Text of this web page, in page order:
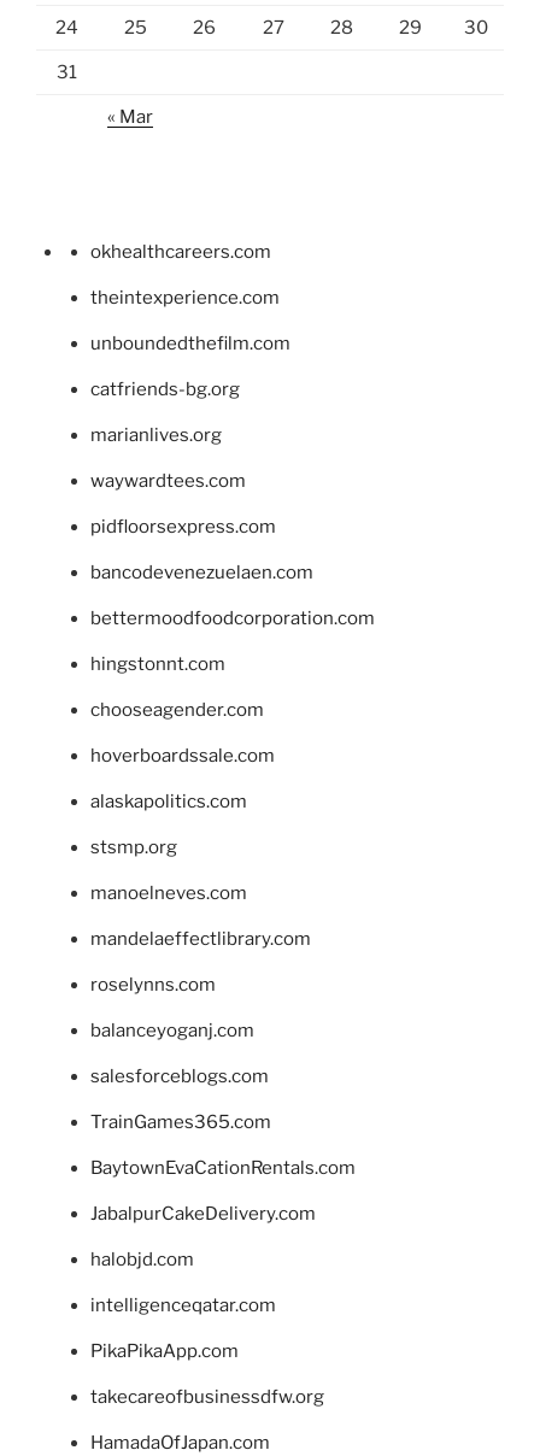
24 25 26 27 28 29 30
31
« Mar
okhealthcareers.com
theintexperience.com
unboundedthefilm.com
catfriends-bg.org
marianlives.org
waywardtees.com
pidfloorsexpress.com
bancodevenezuelaen.com
bettermoodfoodcorporation.com
hingstonnt.com
chooseagender.com
hoverboardssale.com
alaskapolitics.com
stsmp.org
manoelneves.com
mandelaeffectlibrary.com
roselynns.com
balanceyoganj.com
salesforceblogs.com
TrainGames365.com
BaytownEvaCationRentals.com
JabalpurCakeDelivery.com
halobjd.com
intelligenceqatar.com
PikaPikaApp.com
takecareofbusinessdfw.org
HamadaOfJapan.com